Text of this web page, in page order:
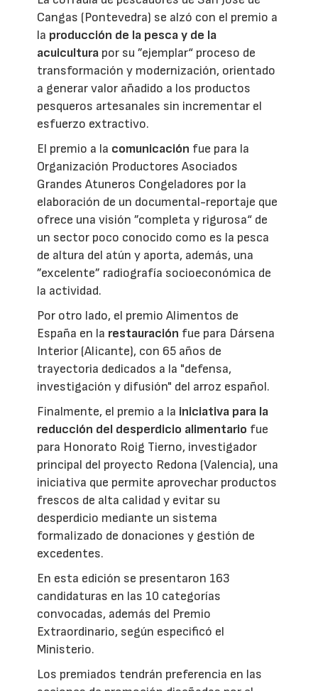
Cangas (Pontevedra) se alzó con el premio a
la producción de la pesca y de la
acuicultura por su ”ejemplar“ proceso de
transformación y modernización, orientado
a generar valor añadido a los productos
pesqueros artesanales sin incrementar el
esfuerzo extractivo.
El premio a la comunicación fue para la
Organización Productores Asociados
Grandes Atuneros Congeladores por la
elaboración de un documental-reportaje que
ofrece una visión ”completa y rigurosa“ de
un sector poco conocido como es la pesca
de altura del atún y aporta, además, una
”excelente” radiografía socioeconómica de
la actividad.
Por otro lado, el premio Alimentos de
España en la restauración fue para Dársena
Interior (Alicante), con 65 años de
trayectoria dedicados a la "defensa,
investigación y difusión" del arroz español.
Finalmente, el premio a la iniciativa para la
reducción del desperdicio alimentario fue
para Honorato Roig Tierno, investigador
principal del proyecto Redona (Valencia), una
iniciativa que permite aprovechar productos
frescos de alta calidad y evitar su
desperdicio mediante un sistema
formalizado de donaciones y gestión de
excedentes.
En esta edición se presentaron 163
candidaturas en las 10 categorías
convocadas, además del Premio
Extraordinario, según especificó el
Ministerio.
Los premiados tendrán preferencia en las